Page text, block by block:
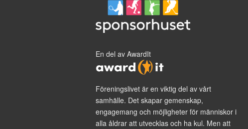
En del av AwardIt
Föreningslivet är en viktig del av vårt
samhälle. Det skapar gemenskap,
engagemang och möjligheter för människor i
alla åldrar att utvecklas och ha kul. Men att